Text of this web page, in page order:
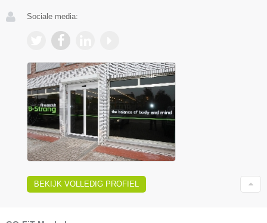
Sociale media:
BEKIJK VOLLEDIG PROFIEL